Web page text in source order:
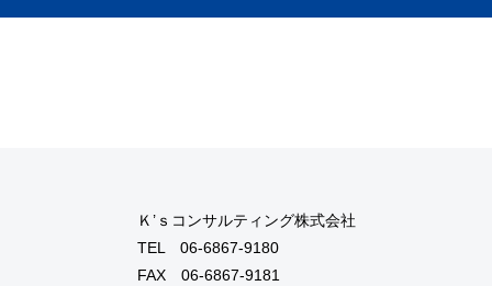
Ｋ’ｓコンサルティング株式会社
TEL 06-6867-9180
FAX 06-6867-9181